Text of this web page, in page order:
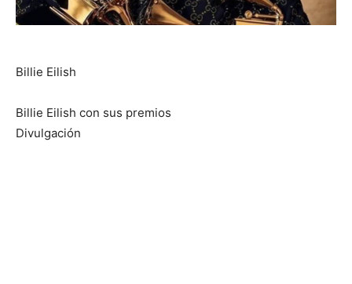
Billie Eilish
Billie Eilish con sus premios
Divulgación